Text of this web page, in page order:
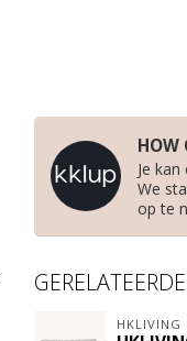
HOW
Je
We
op te
HKLIVING